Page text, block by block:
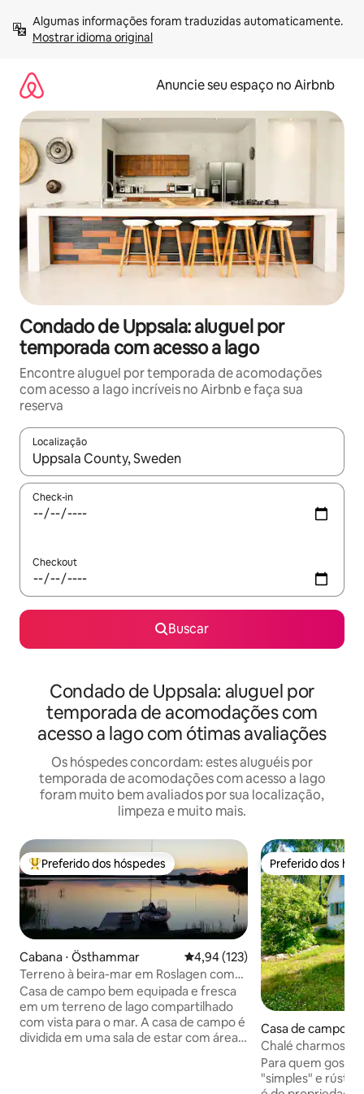
para
Mostrar idioma original
Anuncie seu espaço no Airbnb
Condado de Uppsala: aluguel por
temporada com acesso a lago
Encontre aluguel por temporada de acomodações
com acesso a lago incríveis no Airbnb e faça sua
reserva
Localização
Quando os resultados estiverem disponíveis, explore-os
Check-in
Checkout
Buscar
Condado de Uppsala: aluguel por
temporada de acomodações com
acesso a lago com ótimas avaliações
Os hóspedes concordam: estes aluguéis por
temporada de acomodações com acesso a lago
foram muito bem avaliados por sua localização,
limpeza e muito mais.
Entre os melhores preferidos dos hóspedes
Preferido dos hóspedes
Cabana ⋅ Östhammar 4,94 de uma avaliação média de
4,94 (123)
Terreno à beira-mar em Roslagen com
vista para o mar e barco a remos.
Casa de campo bem equipada e fresca
em um terreno de lago compartilhado
com vista para o mar. A casa de campo é
dividida em uma sala de estar com área
Preferido dos
Preferido dos
Casa de campo ⋅
Chalé charmoso
de Estocolmo
Para quem gosta
"simples" e